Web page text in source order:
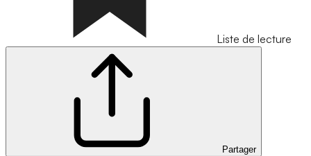
Liste de lecture
Partager